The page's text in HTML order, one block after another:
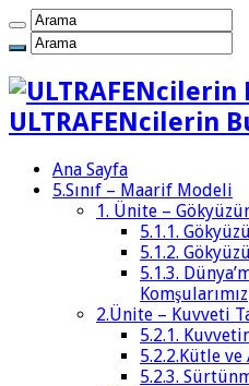
ULTRAFENcilerin
Ana Sayfa
5.Sınıf – Maarif Modeli
1. Ünite –
5.1.1.
5.1.2.
5.1.3.
Komşularımız
2.Ünite – Kuvveti
5.2.1.
5.2.2.Kütle ve
5.2.3.